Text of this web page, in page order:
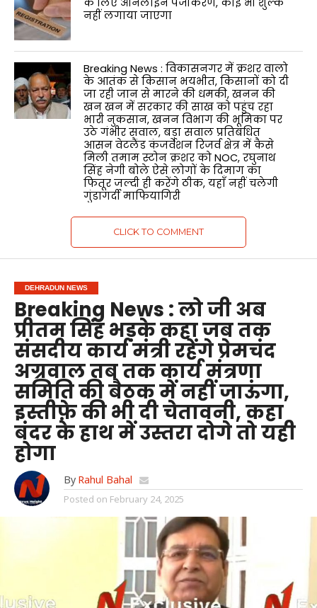
नहीं लगाया जाएगा
Breaking News : विकासनगर में क्रशर वालो
के आतंक से किसान भयभीत, किसानों को दी
जा रही जान से मारने की धमकी, खनन की
खन खन में सरकार की साख को पहुंच रहा
भारी नुकसान, खनन विभाग की भूमिका पर
उठे गंभीर सवाल, बड़ा सवाल प्रतिबंधित
आसन वेटलैंड कंजर्वेशन रिजर्व क्षेत्र में कैसे
मिली तमाम स्टोन क्रशर को NOC, रघुनाथ
सिंह नेगी बोले ऐसे लोगों के दिमाग का
फितूर जल्दी ही करेंगे ठीक, यहाँ नहीं चलेगी
गुंडागर्दी माफियागिरी
CLICK TO COMMENT
DEHRADUN NEWS
Breaking News : लो जी अब
प्रीतम सिंह भड़के कहा जब तक
संसदीय कार्य मंत्री रहेंगे प्रेमचंद
अग्रवाल तब तक कार्य मंत्रणा
समिति की बैठक में नहीं जाऊंगा,
इस्तीफ़े की भी दी चेतावनी, कहा
बंदर के हाथ में उस्तरा दोगे तो यही
होगा
By Rahul Bahal
Posted on February 24, 2025